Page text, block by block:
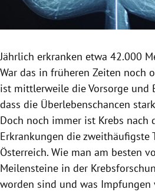
Untermenü
Untermenü
Jährlich erkranken etwa 42.000
War das in früheren Zeiten noch
ist mittlerweile die Vorsorge und
dass die Überlebenschancen
Doch noch immer ist Krebs nach
Erkrankungen die zweithäufigste
Österreich. Wie man am besten
Meilensteine in der
worden sind und was Impfungen